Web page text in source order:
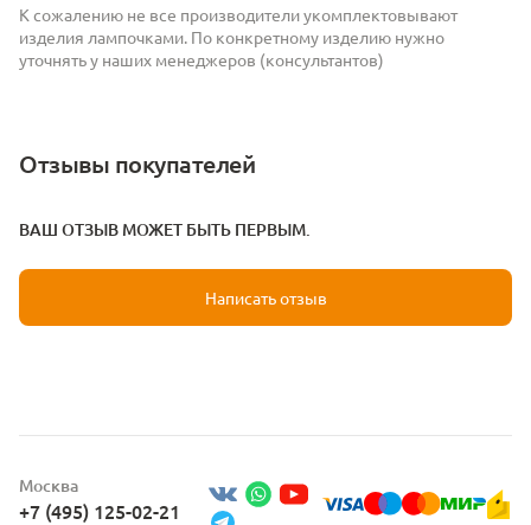
К сожалению не все производители укомплектовывают
изделия лампочками. По конкретному изделию нужно
уточнять у наших менеджеров (консультантов)
Отзывы покупателей
ВАШ ОТЗЫВ МОЖЕТ БЫТЬ ПЕРВЫМ.
Написать отзыв
Москва
+7 (495) 125-02-21